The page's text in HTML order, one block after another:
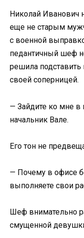
Николай Иванович
еще не старым
с военной
педантичный шеф
решила подставить
своей соперницей.
— Зайдите ко мне в
начальник Вале.
Его тон не
— Почему в офисе
выполняете свои
Шеф внимательно
смущенной